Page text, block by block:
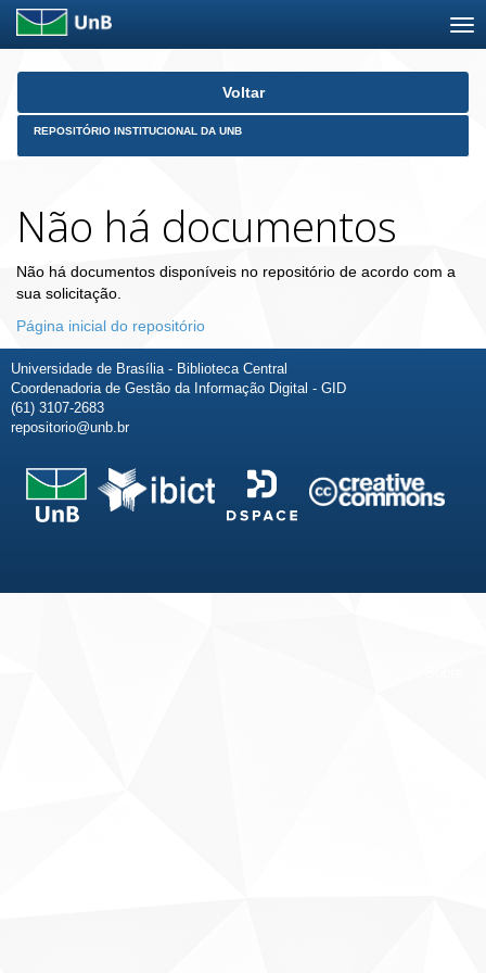
Skip
Voltar
REPOSITÓRIO INSTITUCIONAL DA UNB
Não há documentos
Não há documentos disponíveis no repositório de acordo com a
sua solicitação.
Página inicial do repositório
Universidade de Brasília - Biblioteca Central
Coordenadoria de Gestão da Informação Digital - GID
(61) 3107-2683
repositorio@unb.br